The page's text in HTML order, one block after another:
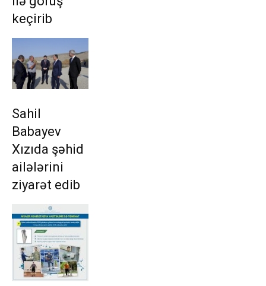
keçirib
Sahil
Babayev
Xızıda şəhid
ailələrini
ziyarət edib